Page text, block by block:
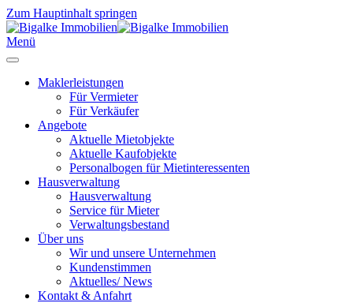
Zum Hauptinhalt springen
Menü
Maklerleistungen
Für Vermieter
Für Verkäufer
Angebote
Aktuelle Mietobjekte
Aktuelle Kaufobjekte
Personalbogen für Mietinteressenten
Hausverwaltung
Hausverwaltung
Service für Mieter
Verwaltungsbestand
Über uns
Wir und unsere Unternehmen
Kundenstimmen
Aktuelles/ News
Kontakt & Anfahrt